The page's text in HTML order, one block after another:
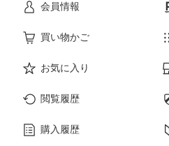
会員情報
買い物かご
お気に入り
閲覧履歴
購入履歴